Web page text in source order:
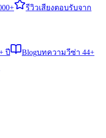
รีวิวเสียงตอบรับจาก
ปี Blogบทความวีซ่า 44+